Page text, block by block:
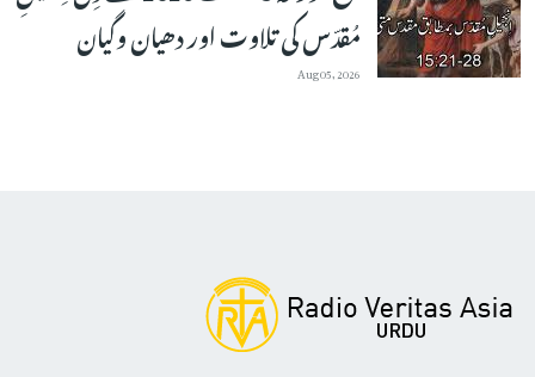
مُقدّس کی تلاوت اور دھیان وگیان
Aug 05, 2026